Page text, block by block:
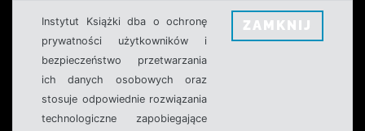
Instytut Książki dba o ochronę
prywatności użytkowników i
bezpieczeństwo przetwarzania
ich danych osobowych oraz
stosuje odpowiednie rozwiązania
technologiczne zapobiegające
ZAMKNIJ